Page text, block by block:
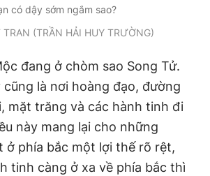
có dậy sớm ngắm sao?
TRAN (TRẦN HẢI HUY TRƯỜNG)
đang ở chòm sao Song Tử.
cũng là nơi hoàng đạo, đường
mặt trăng và các hành tinh đi
này mang lại cho những
ở phía bắc một lợi thế rõ rệt,
tinh càng ở xa về phía bắc thì